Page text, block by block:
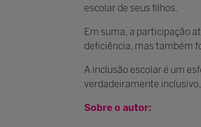
escolar de seus filhos.
Em suma, a participação
deficiência, mas também
A inclusão escolar é um
verdadeiramente
Sobre o autor: